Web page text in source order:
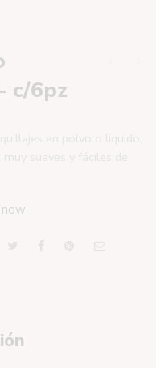
c/6pz